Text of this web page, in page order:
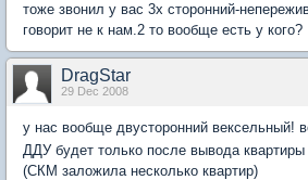
тоже звонил у вас 3х сторонний-
говорит не к нам.2 то вообще есть у кого?
DragStar
29 Dec 2008
у нас вообще двусторонний вексельный!
ДДУ будет только после вывода квартиры
(СКМ заложила несколько квартир)